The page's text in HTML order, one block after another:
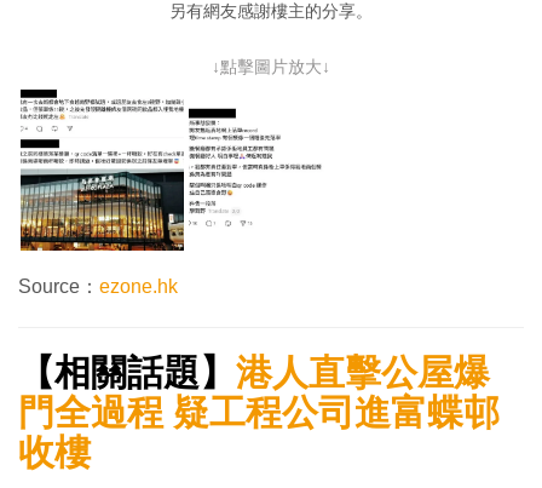
另有網友感謝樓主的分享。
↓點擊圖片放大↓
Source： ezone.hk
【相關話題】 港人直擊公屋爆
門全過程 疑工程公司進富蝶邨
收樓